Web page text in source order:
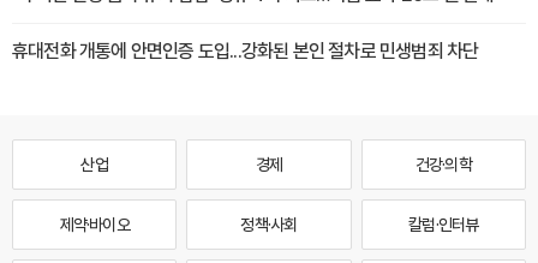
휴대전화 개통에 안면인증 도입...강화된 본인 절차로 민생범죄 차단
산업 경제 건강·의학
제약·바이오 정책·사회 칼럼·인터뷰